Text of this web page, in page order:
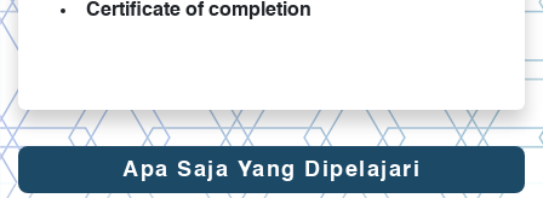
Apa Saja Yang Dipelajari
Certificate of completion